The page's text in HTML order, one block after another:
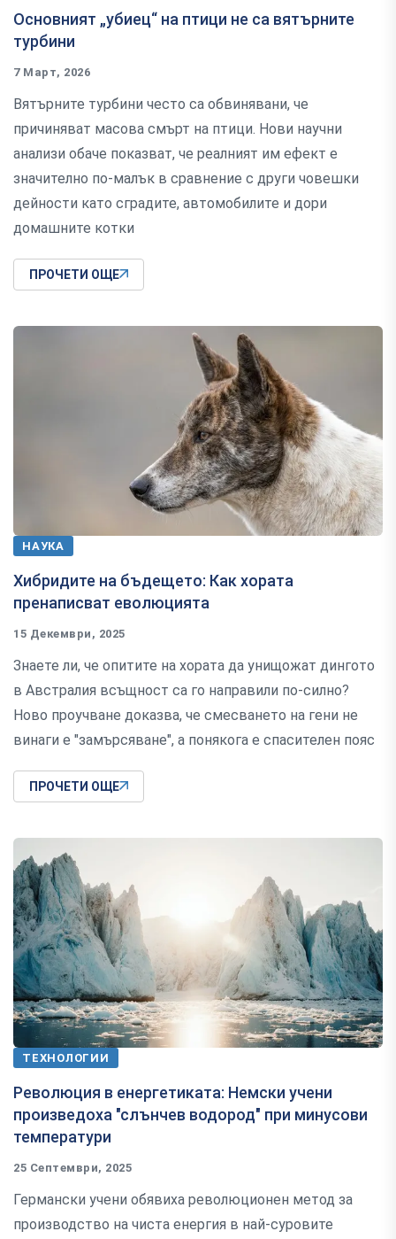
Основният „убиец“ на птици не са вятърните
турбини
7 Март, 2026
Вятърните турбини често са обвинявани, че
причиняват масова смърт на птици. Нови научни
анализи обаче показват, че реалният им ефект е
значително по-малък в сравнение с други човешки
дейности като сградите, автомобилите и дори
домашните котки
ПРОЧЕТИ ОЩЕ
НАУКА
Хибридите на бъдещето: Как хората
пренаписват еволюцията
15 Декември, 2025
Знаете ли, че опитите на хората да унищожат дингото
в Австралия всъщност са го направили по-силно?
Ново проучване доказва, че смесването на гени не
винаги е "замърсяване", а понякога е спасителен пояс
ПРОЧЕТИ ОЩЕ
ТЕХНОЛОГИИ
Революция в енергетиката: Немски учени
произведоха "слънчев водород" при минусови
температури
25 Септември, 2025
Германски учени обявиха революционен метод за
производство на чиста енергия в най-суровите